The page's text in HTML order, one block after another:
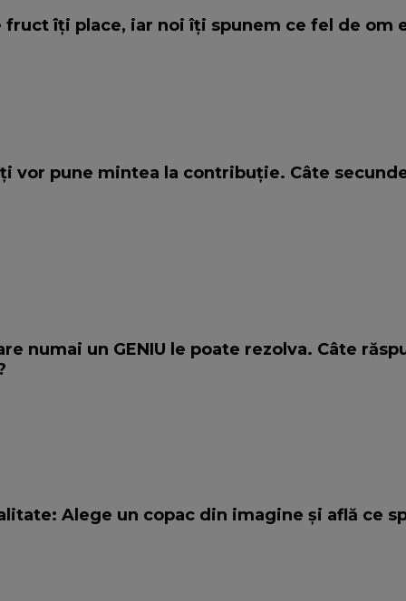
fruct îți place, iar noi îți spunem ce fel de om
vor pune mintea la contribuție. Câte
numai un GENIU le poate rezolva. Câte
Alege un copac din imagine și află ce